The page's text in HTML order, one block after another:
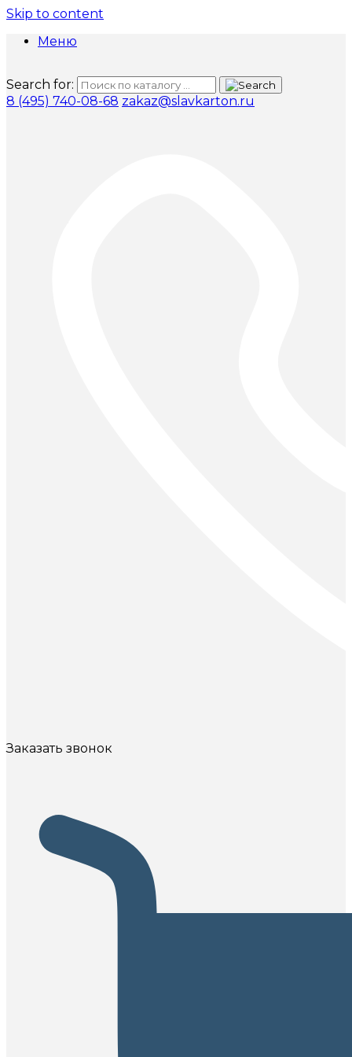
Skip to content
Меню
Search for:
8 (495) 740-08-68 zakaz@slavkarton.ru
Заказать звонок